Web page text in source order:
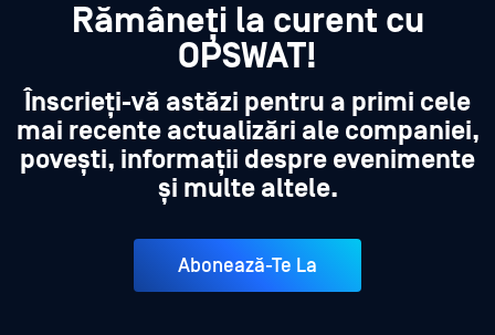
Rămâneți la curent cu
OPSWAT!
Înscrieți-vă astăzi pentru a primi cele
mai recente actualizări ale companiei,
povești, informații despre evenimente
și multe altele.
Abonează-Te La